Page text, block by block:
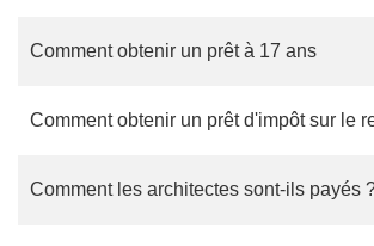
Comment obtenir un prêt à 17 ans
Comment obtenir un prêt d'impôt sur le
Comment les architectes sont-ils payés